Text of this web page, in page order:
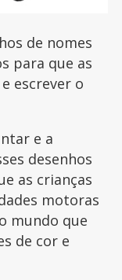
de nomes
para que as
escrever o
e a
desenhos
as crianças
motoras
mundo que
de cor e